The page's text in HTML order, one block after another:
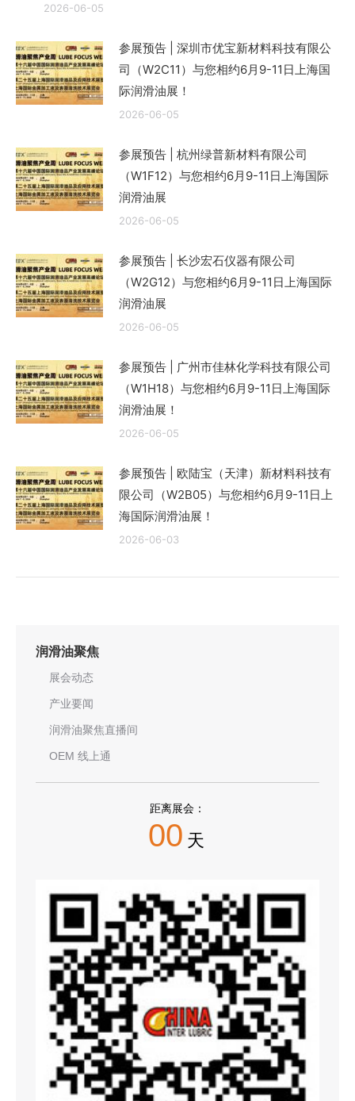
2026-06-05
参展预告 | 深圳市优宝新材料科技有限公
司（W2C11）与您相约6月9-11日上海国
际润滑油展！
2026-06-05
参展预告 | 杭州绿普新材料有限公司
（W1F12）与您相约6月9-11日上海国际
润滑油展
2026-06-05
参展预告 | 长沙宏石仪器有限公司
（W2G12）与您相约6月9-11日上海国际
润滑油展
2026-06-05
参展预告 | 广州市佳林化学科技有限公司
（W1H18）与您相约6月9-11日上海国际
润滑油展！
2026-06-05
参展预告 | 欧陆宝（天津）新材料科技有
限公司（W2B05）与您相约6月9-11日上
海国际润滑油展！
2026-06-03
润滑油聚焦
展会动态
产业要闻
润滑油聚焦直播间
OEM 线上通
距离展会：
00 天